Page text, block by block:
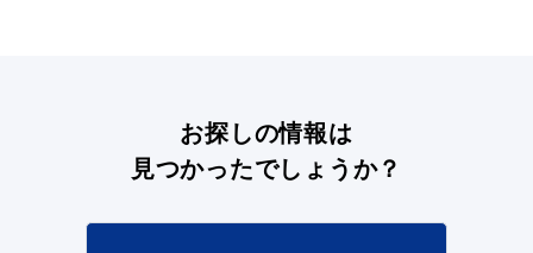
お探しの情報は
見つかったでしょうか？